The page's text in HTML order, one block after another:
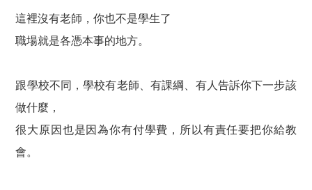
這裡沒有老師，你也不是學生了
職場就是各憑本事的地方。
跟學校不同，學校有老師、有課綱、有人告訴你下一步該
做什麼，
很大原因也是因為你有付學費，所以有責任要把你給教
會。